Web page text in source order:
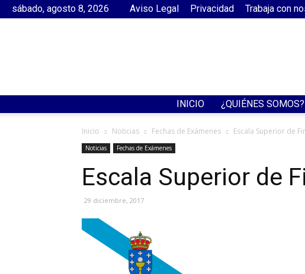
sábado, agosto 8, 2026 Aviso Legal Privacidad Trabaja con
INICIO ¿QUIÉNES SOMOS?
Inicio Noticias Fechas de Exámenes Escala Superior de
Noticias Fechas de Exámenes
Escala Superior de
29 diciembre, 2017